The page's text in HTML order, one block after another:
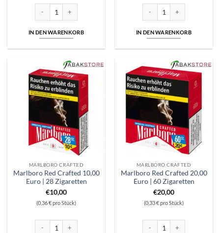
IN DEN WARENKORB IN DEN WARENKORB
MARLBORO CRAFTED
Marlboro Red Crafted 10,00
Euro | 28 Zigaretten
€10,00
(0,36 € pro Stück)
MARLBORO CRAFTED
Marlboro Red Crafted 20,00
Euro | 60 Zigaretten
€20,00
(0,33 € pro Stück)